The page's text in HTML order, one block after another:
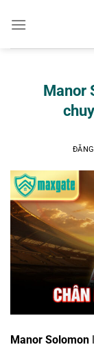
qua
Manor
Manor Solomon